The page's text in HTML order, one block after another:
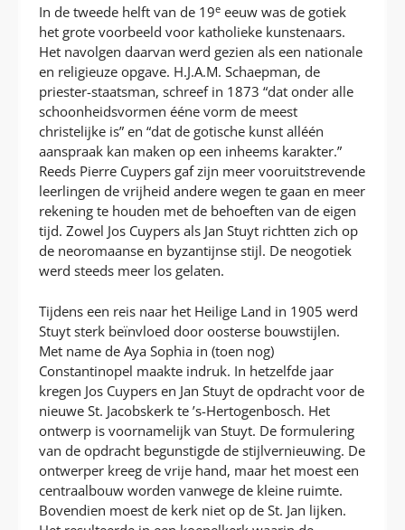
In de tweede helft van de 19e eeuw was de gotiek
het grote voorbeeld voor katholieke kunstenaars.
Het navolgen daarvan werd gezien als een nationale
en religieuze opgave. H.J.A.M. Schaepman, de
priester-staatsman, schreef in 1873 “dat onder alle
schoonheidsvormen ééne vorm de meest
christelijke is” en “dat de gotische kunst alléén
aanspraak kan maken op een inheems karakter.”
Reeds Pierre Cuypers gaf zijn meer vooruitstrevende
leerlingen de vrijheid andere wegen te gaan en meer
rekening te houden met de behoeften van de eigen
tijd. Zowel Jos Cuypers als Jan Stuyt richtten zich op
de neoromaanse en byzantijnse stijl. De neogotiek
werd steeds meer los gelaten.
Tijdens een reis naar het Heilige Land in 1905 werd
Stuyt sterk beïnvloed door oosterse bouwstijlen.
Met name de Aya Sophia in (toen nog)
Constantinopel maakte indruk. In hetzelfde jaar
kregen Jos Cuypers en Jan Stuyt de opdracht voor de
nieuwe St. Jacobskerk te ’s-Hertogenbosch. Het
ontwerp is voornamelijk van Stuyt. De formulering
van de opdracht begunstigde de stijlvernieuwing. De
ontwerper kreeg de vrije hand, maar het moest een
centraalbouw worden vanwege de kleine ruimte.
Bovendien moest de kerk niet op de St. Jan lijken.